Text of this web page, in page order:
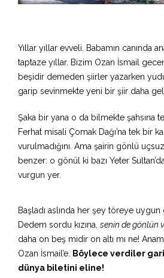
Yıllar yıllar evveli. Babamın canında
taptaze yıllar. Bizim Ozan İsmail
beşidir demeden şiirler yazarken
garip sevinmekte yeni bir şiir daha
Şaka bir yana o da bilmekte şahsına
Ferhat misali Çomak Dağı’na tek bir
vurulmadığını. Ama şairin gönlü
benzer: o gönül ki bazı Yeter
vurgun yer.
Başladı aslında her şey töreye
Dedem sordu kızına, senin de gönlün
daha on beş midir on altı mı ne!
Ozan İsmail’e.
Böylece verdiler
dünya biletini eline!